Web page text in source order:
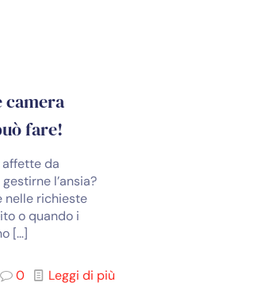
camera
fare!
affette da
l’ansia?
nelle richieste
o quando i
[…]
0 Leggi di più